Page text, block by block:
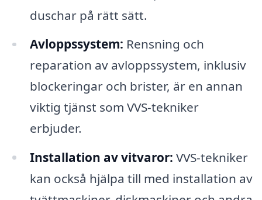
duschar på rätt sätt.
Avloppssystem: Rensning och
reparation av avloppssystem, inklusiv
blockeringar och brister, är en annan
viktig tjänst som VVS-tekniker
erbjuder.
Installation av vitvaror: VVS-tekniker
kan också hjälpa till med installation av